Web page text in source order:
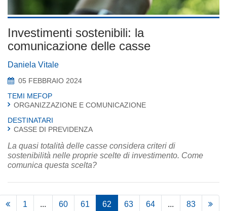
Investimenti sostenibili: la
comunicazione delle casse
Daniela Vitale
05 FEBBRAIO 2024
TEMI MEFOP
ORGANIZZAZIONE E COMUNICAZIONE
DESTINATARI
CASSE DI PREVIDENZA
La quasi totalità delle casse considera criteri di
sostenibilità nelle proprie scelte di investimento. Come
comunica questa scelta?
1 ... 60 61 62 63 64 ... 83